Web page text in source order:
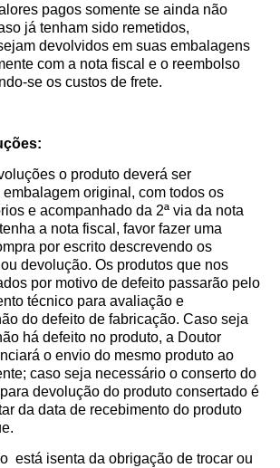
pagos somente se ainda não
já tenham sido remetidos,
devolvidos em suas embalagens
com a nota fiscal e o reembolso
se os custos de frete.
o produto deverá ser
original, com todos os
e acompanhado da 2ª via da nota
a nota fiscal, favor fazer uma
por escrito descrevendo os
devolução. Os produtos que nos
por motivo de defeito passarão pelo
técnico para avaliação e
do defeito de fabricação. Caso seja
há defeito no produto, a Doutor
o envio do mesmo produto ao
caso seja necessário o conserto do
devolução do produto consertado é
da data de recebimento do produto
está isenta da obrigação de trocar ou